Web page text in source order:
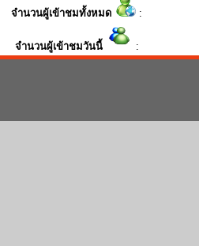
จำนวนผู้เข้าชมทั้งหมด :
จำนวนผู้เข้าชมวันนี้ :